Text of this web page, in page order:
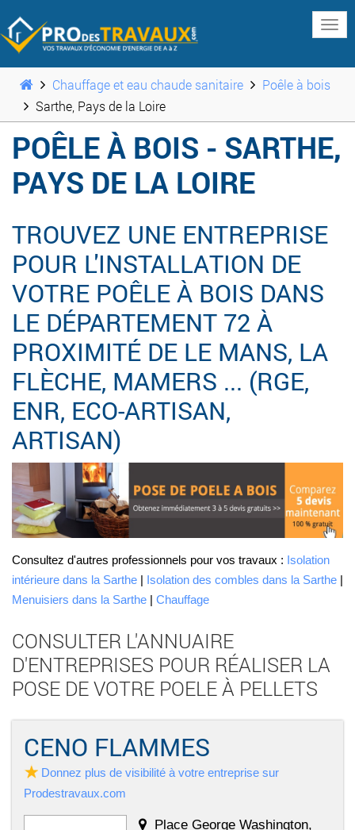
Chauffage et eau chaude sanitaire
Poêle à bois
Sarthe, Pays de la Loire
POÊLE À BOIS - SARTHE,
PAYS DE LA LOIRE
TROUVEZ UNE ENTREPRISE
POUR L'INSTALLATION DE
VOTRE POÊLE À BOIS DANS
LE DÉPARTEMENT 72 À
PROXIMITÉ DE LE MANS, LA
FLÈCHE, MAMERS ... (RGE,
ENR, ECO-ARTISAN,
ARTISAN)
Consultez d'autres professionnels pour vos travaux : Isolation
intérieure dans la Sarthe | Isolation des combles dans la Sarthe |
Menuisiers dans la Sarthe | Chauffage
CONSULTER L'ANNUAIRE
D'ENTREPRISES POUR RÉALISER LA
POSE DE VOTRE POELE À PELLETS
CENO FLAMMES
Donnez plus de visibilité à votre entreprise sur
Prodestravaux.com
Place George Washington,